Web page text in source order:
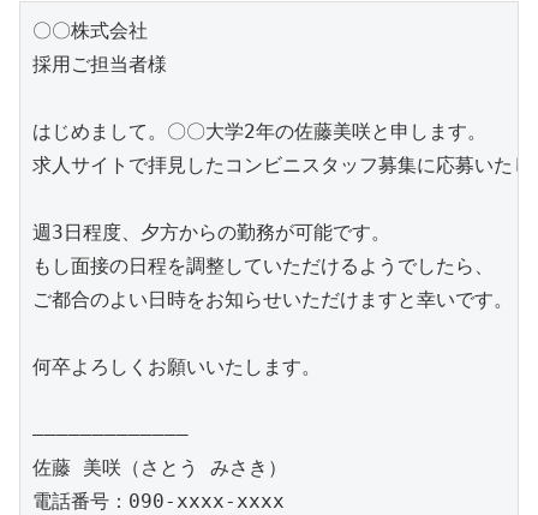
〇〇株式会社
採用ご担当者様
はじめまして。〇〇大学2年の佐藤美咲と申します。
求人サイトで拝見したコンビニスタッフ募集に応募いたし
週3日程度、夕方からの勤務が可能です。
もし面接の日程を調整していただけるようでしたら、
ご都合のよい日時をお知らせいただけますと幸いです。
何卒よろしくお願いいたします。
―――――――――――――
佐藤 美咲（さとう みさき）
電話番号：090-xxxx-xxxx